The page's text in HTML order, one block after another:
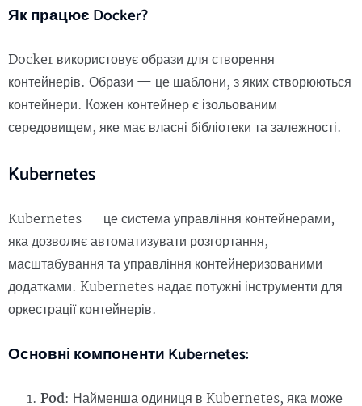
Як працює Docker?
Docker використовує образи для створення
контейнерів. Образи — це шаблони, з яких створюються
контейнери. Кожен контейнер є ізольованим
середовищем, яке має власні бібліотеки та залежності.
Kubernetes
Kubernetes — це система управління контейнерами,
яка дозволяє автоматизувати розгортання,
масштабування та управління контейнеризованими
додатками. Kubernetes надає потужні інструменти для
оркестрації контейнерів.
Основні компоненти Kubernetes:
Pod: Найменша одиниця в Kubernetes, яка може